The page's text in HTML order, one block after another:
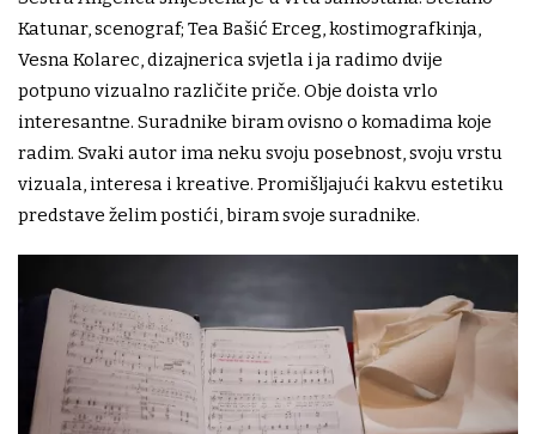
Katunar, scenograf; Tea Bašić Erceg, kostimografkinja,
Vesna Kolarec, dizajnerica svjetla i ja radimo dvije
potpuno vizualno različite priče. Obje doista vrlo
interesantne. Suradnike biram ovisno o komadima koje
radim. Svaki autor ima neku svoju posebnost, svoju vrstu
vizuala, interesa i kreative. Promišljajući kakvu estetiku
predstave želim postići, biram svoje suradnike.